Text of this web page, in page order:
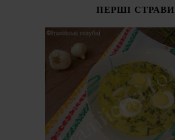
ПЕРШІ СТРАВИ